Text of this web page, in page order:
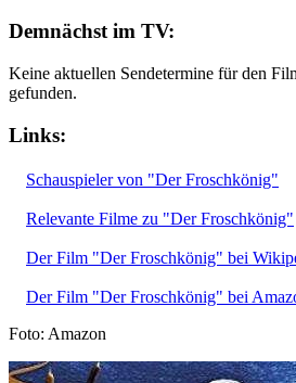
Demnächst im TV:
Keine aktuellen Sendetermine für den
gefunden.
Links:
Schauspieler von "Der Froschkönig"
Relevante Filme zu "Der Froschkönig"
Der Film "Der Froschkönig" bei
Der Film "Der Froschkönig" bei
Foto: Amazon